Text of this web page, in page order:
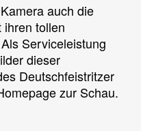
auch die
ihren tollen
Serviceleistung
dieser
Deutschfeistritzer
zur Schau.